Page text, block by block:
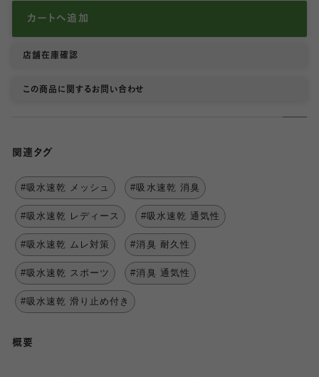
カートへ追加
店舗在庫確認
この商品に関するお問い合わせ
関連タグ
#吸水速乾 メッシュ #吸水速乾 消臭
#吸水速乾 レディース #吸水速乾 通気性
#吸水速乾 ムレ対策 #消臭 耐久性
#吸水速乾 スポーツ #消臭 通気性
#吸水速乾 滑り止め付き
概要